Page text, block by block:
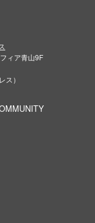
ィア青山9F
ス）